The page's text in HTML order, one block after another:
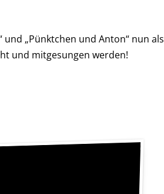
„Pünktchen und Anton“ nun als
und mitgesungen werden!